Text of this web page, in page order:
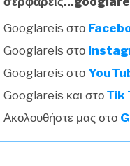
Googlareis στο
Googlareis στο
Googlareis στο
Googlareis και στο Τik
Ακολουθήστε μας στο